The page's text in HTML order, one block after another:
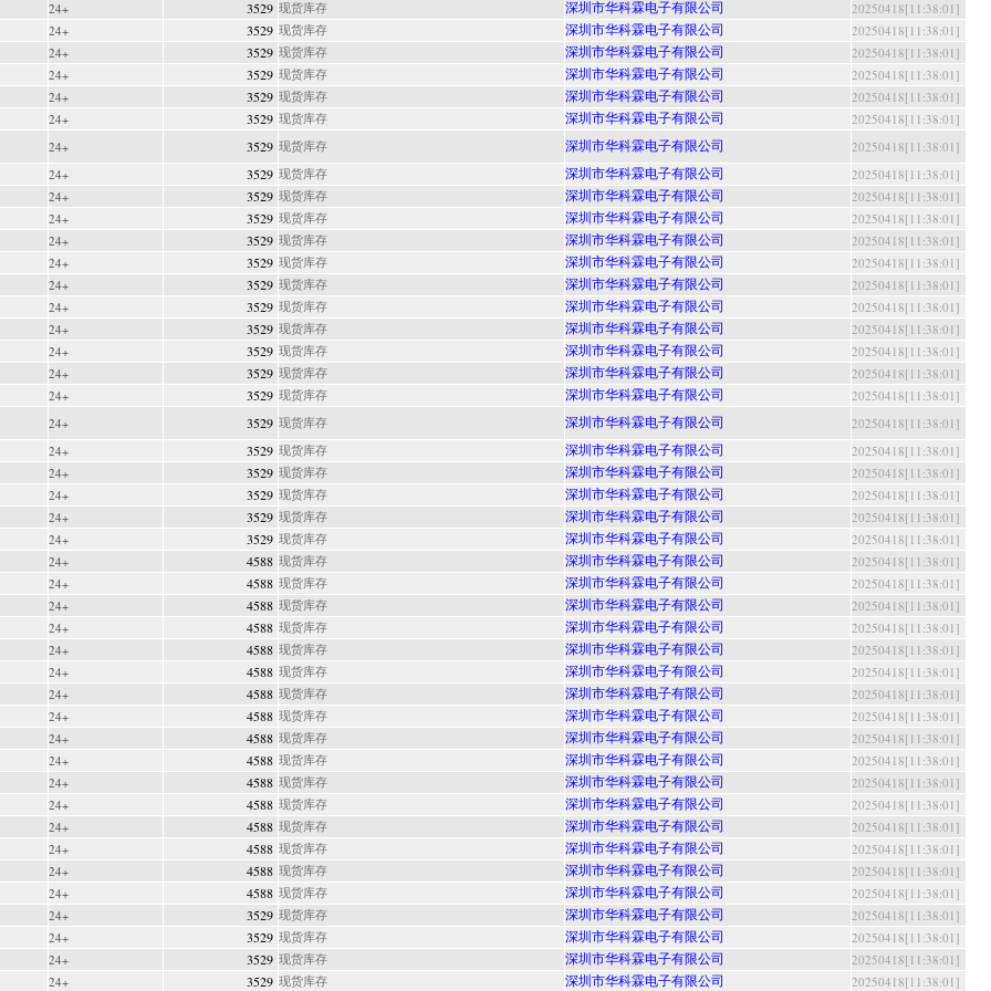
24+ 3529 现货库存 深圳市华科霖电子有限公司
20250418[11:38:01]
24+
3529 现货库存 深圳市华科霖电子有限公司
20250418[11:38:01]
24+
3529 现货库存 深圳市华科霖电子有限公司
20250418[11:38:01]
24+
3529 现货库存 深圳市华科霖电子有限公司
20250418[11:38:01]
24+
3529 现货库存 深圳市华科霖电子有限公司
20250418[11:38:01]
24+
3529 现货库存 深圳市华科霖电子有限公司
20250418[11:38:01]
24+
3529 现货库存 深圳市华科霖电子有限公司
20250418[11:38:01]
24+
3529 现货库存 深圳市华科霖电子有限公司
20250418[11:38:01]
24+
3529 现货库存 深圳市华科霖电子有限公司
20250418[11:38:01]
24+
3529 现货库存 深圳市华科霖电子有限公司
20250418[11:38:01]
24+
3529 现货库存 深圳市华科霖电子有限公司
20250418[11:38:01]
24+
3529 现货库存 深圳市华科霖电子有限公司
20250418[11:38:01]
24+
3529 现货库存 深圳市华科霖电子有限公司
20250418[11:38:01]
24+
3529 现货库存 深圳市华科霖电子有限公司
20250418[11:38:01]
24+
3529 现货库存 深圳市华科霖电子有限公司
20250418[11:38:01]
24+
3529 现货库存 深圳市华科霖电子有限公司
20250418[11:38:01]
24+
3529 现货库存 深圳市华科霖电子有限公司
20250418[11:38:01]
24+
3529 现货库存 深圳市华科霖电子有限公司
20250418[11:38:01]
24+
3529 现货库存 深圳市华科霖电子有限公司
20250418[11:38:01]
24+
3529 现货库存 深圳市华科霖电子有限公司
20250418[11:38:01]
24+
3529 现货库存 深圳市华科霖电子有限公司
20250418[11:38:01]
24+
3529 现货库存 深圳市华科霖电子有限公司
20250418[11:38:01]
24+
3529 现货库存 深圳市华科霖电子有限公司
20250418[11:38:01]
24+
3529 现货库存 深圳市华科霖电子有限公司
20250418[11:38:01]
24+
4588 现货库存 深圳市华科霖电子有限公司
20250418[11:38:01]
24+
4588 现货库存 深圳市华科霖电子有限公司
20250418[11:38:01]
24+
4588 现货库存 深圳市华科霖电子有限公司
20250418[11:38:01]
24+
4588 现货库存 深圳市华科霖电子有限公司
20250418[11:38:01]
24+
4588 现货库存 深圳市华科霖电子有限公司
20250418[11:38:01]
24+
4588 现货库存 深圳市华科霖电子有限公司
20250418[11:38:01]
24+
4588 现货库存 深圳市华科霖电子有限公司
20250418[11:38:01]
24+
4588 现货库存 深圳市华科霖电子有限公司
20250418[11:38:01]
24+
4588 现货库存 深圳市华科霖电子有限公司
20250418[11:38:01]
24+
4588 现货库存 深圳市华科霖电子有限公司
20250418[11:38:01]
24+
4588 现货库存 深圳市华科霖电子有限公司
20250418[11:38:01]
24+
4588 现货库存 深圳市华科霖电子有限公司
20250418[11:38:01]
24+
4588 现货库存 深圳市华科霖电子有限公司
20250418[11:38:01]
24+
4588 现货库存 深圳市华科霖电子有限公司
20250418[11:38:01]
24+
4588 现货库存 深圳市华科霖电子有限公司
20250418[11:38:01]
24+
4588 现货库存 深圳市华科霖电子有限公司
20250418[11:38:01]
24+
3529 现货库存 深圳市华科霖电子有限公司
20250418[11:38:01]
24+
3529 现货库存 深圳市华科霖电子有限公司
20250418[11:38:01]
24+
3529 现货库存 深圳市华科霖电子有限公司
20250418[11:38:01]
24+
3529 现货库存 深圳市华科霖电子有限公司 20250418[11:38:01]